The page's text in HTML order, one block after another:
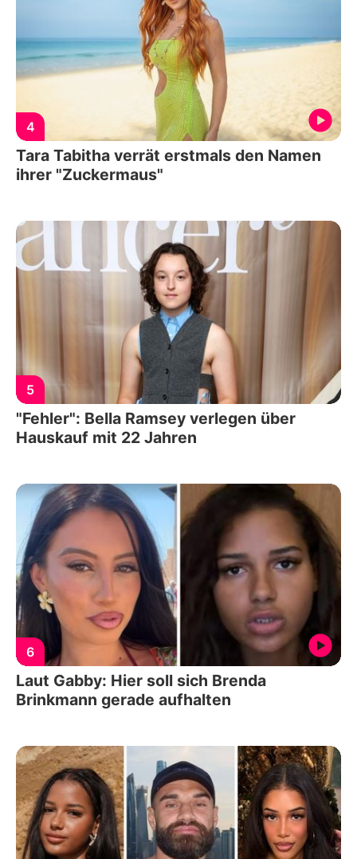
4
Tara Tabitha verrät erstmals den Namen
ihrer "Zuckermaus"
5
"Fehler": Bella Ramsey verlegen über
Hauskauf mit 22 Jahren
6
Laut Gabby: Hier soll sich Brenda
Brinkmann gerade aufhalten